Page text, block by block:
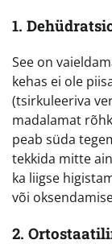
1.
See on
kehas ei ole
(tsirkuleeriva
madalamat
peab süda
tekkida mitte
ka liigse
või
2.